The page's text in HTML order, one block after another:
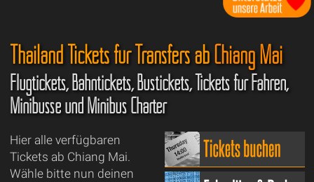
Thailand Tickets für Transfers abChiang Mai
Flugtickets, Bahntickets, Bustickets, Tickets für Fähren,
Minibusse und Minibus Charter
Hier alle verfügbaren
Tickets ab Chiang Mai.
Wähle bitte nun deinen